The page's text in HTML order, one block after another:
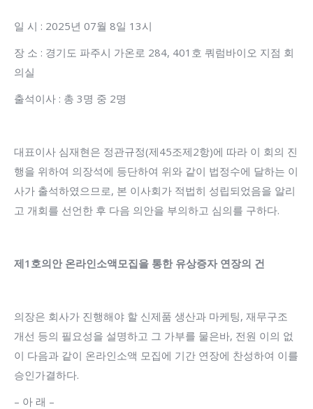
일 시 : 2025년 07월 8일 13시
장 소 : 경기도 파주시 가온로 284, 401호 쿼럼바이오 지점 회
의실
출석이사 : 총 3명 중 2명
대표이사 심재현은 정관규정(제45조제2항)에 따라 이 회의 진
행을 위하여 의장석에 등단하여 위와 같이 법정수에 달하는 이
사가 출석하였으므로, 본 이사회가 적법히 성립되었음을 알리
고 개회를 선언한 후 다음 의안을 부의하고 심의를 구하다.
제1 호의안 온라인소액모집을 통한 유상증자 연장의 건
의장은 회사가 진행해야 할 신제품 생산과 마케팅, 재무구조
개선 등의 필요성을 설명하고 그 가부를 물은바, 전원 이의 없
이 다음과 같이 온라인소액 모집에 기간 연장에 찬성하여 이를
승인가결하다.
– 아 래 –